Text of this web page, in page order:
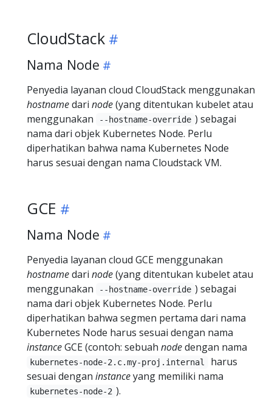
CloudStack
Nama Node
Penyedia layanan cloud CloudStack menggunakan
hostnamedari node(yang ditentukan kubelet atau
menggunakan
--hostname-override ) sebagai
nama dari objek Kubernetes Node. Perlu
diperhatikan bahwa nama Kubernetes Node
harus sesuai dengan nama Cloudstack VM.
GCE
Nama Node
Penyedia layanan cloud GCE menggunakan
hostnamedari node(yang ditentukan kubelet atau
menggunakan
--hostname-override ) sebagai
nama dari objek Kubernetes Node. Perlu
diperhatikan bahwa segmen pertama dari nama
Kubernetes Node harus sesuai dengan nama
instanceGCE (contoh: sebuah nodedengan nama
kubernetes-node-2.c.my-proj.internal
harus
sesuai dengan instanceyang memiliki nama
kubernetes-node-2 ).